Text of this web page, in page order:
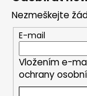
Nezmeškejte
E-mail
Vložením e-
ochrany